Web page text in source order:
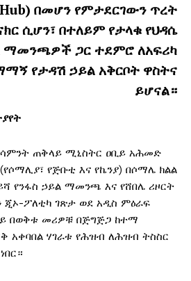
በመሆን የምታደርገውን ጥረት
ሲሆን፣ በተለይም የታላቁ የህዳሴ
ማመንጫዎች ጋር ተደምሮ ለአፍሪካ
የታዳሽ ኃይል አቅርቦት ዋስትና
ይሆናል።
ጠቅላይ ሚኒስትር ዐቢይ አሕመድ
የጅቡቲ እና የኬንያ) በሶማሌ ክልል
የንፋስ ኃይል ማመንጫ እና የሸበሌ ሪዞርት
ጂኦ-ፖለቲካ ገጽታ ወደ አዲስ ምዕራፍ
በወቅቱ መሪዎቹ በጅግጅጋ ከተማ
አቀባበል ሃገራቱ የሕዝብ ለሕዝብ ትስስር